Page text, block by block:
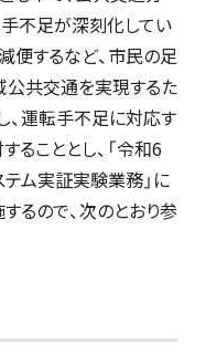
不足が深刻化してい
便するなど、市民の足
公共交通を実現するた
、運転手不足に対応す
ることとし、「令和6
ム実証実験業務」に
るので、次のとおり参